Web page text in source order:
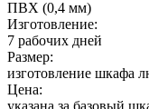
ПВХ (0,4 мм)
Изготовление:
7 рабочих дней
Размер:
изготовление шкафа
Цена:
указана за базовый